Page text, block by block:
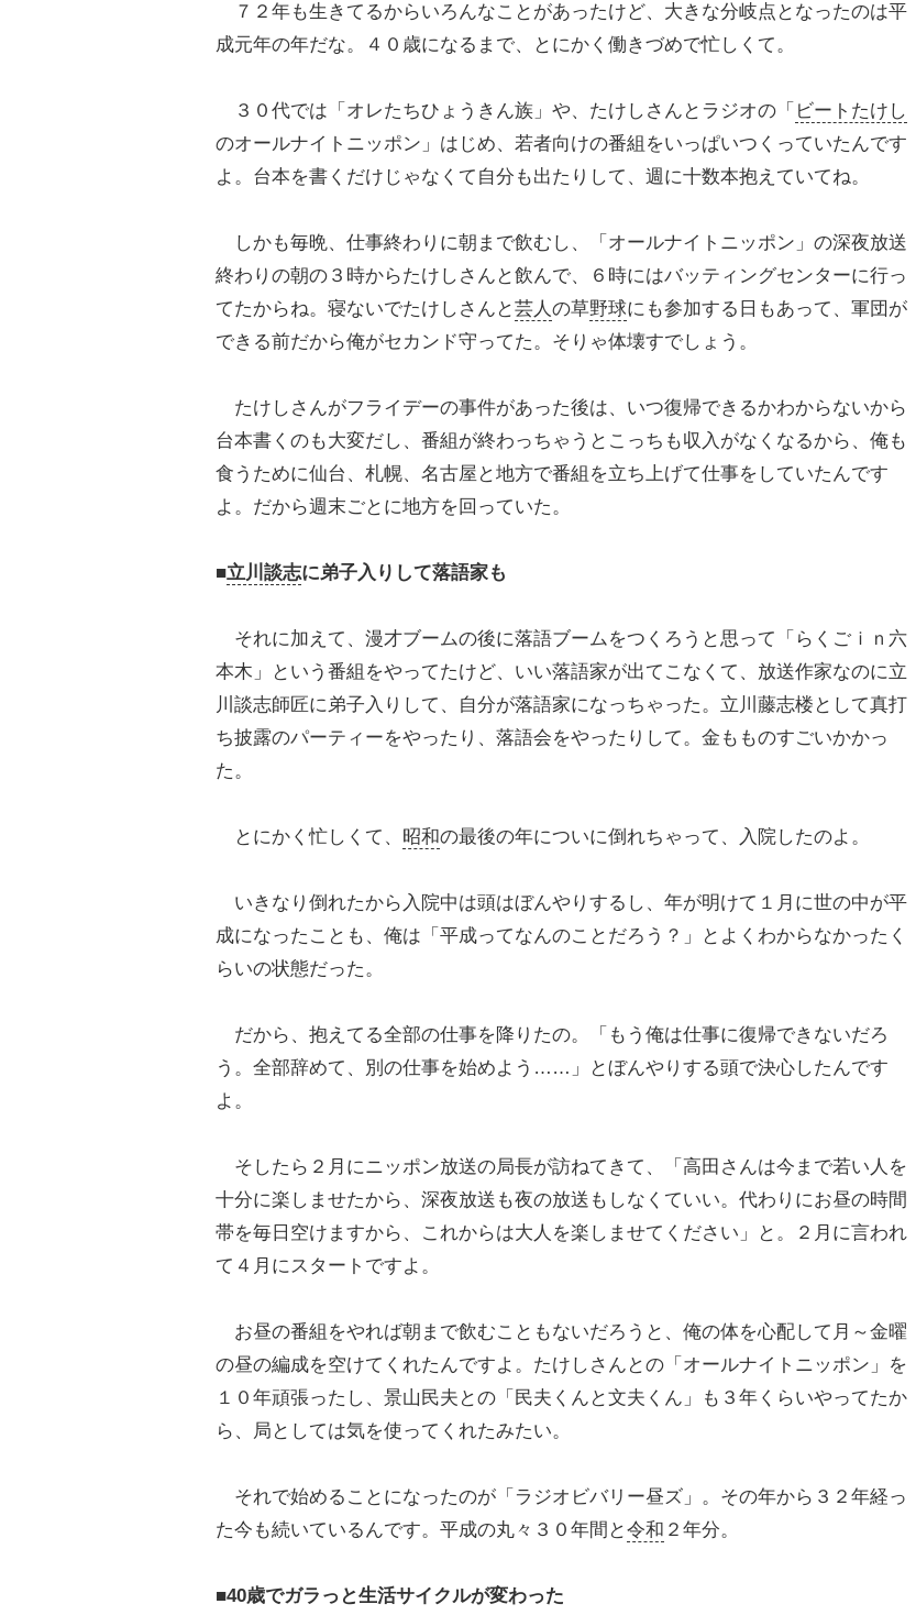
７２年も生きてるからいろんなことがあったけど、大きな分岐点となったのは平
成元年の年だな。４０歳になるまで、とにかく働きづめで忙しくて。
３０代では「オレたちひょうきん族」や、たけしさんとラジオの「 ビートたけし
のオールナイトニッポン」はじめ、若者向けの番組をいっぱいつくっていたんです
よ。台本を書くだけじゃなくて自分も出たりして、週に十数本抱えていてね。
しかも毎晩、仕事終わりに朝まで飲むし、「オールナイトニッポン」の深夜放送
終わりの朝の３時からたけしさんと飲んで、６時にはバッティングセンターに行っ
てたからね。寝ないでたけしさんと芸人の草野球にも参加する日もあって、軍団が
できる前だから俺がセカンド守ってた。そりゃ体壊すでしょう。
たけしさんがフライデーの事件があった後は、いつ復帰できるかわからないから
台本書くのも大変だし、番組が終わっちゃうとこっちも収入がなくなるから、俺も
食うために仙台、札幌、名古屋と地方で番組を立ち上げて仕事をしていたんです
よ。だから週末ごとに地方を回っていた。
■立川談志に弟子入りして落語家も
それに加えて、漫才ブームの後に落語ブームをつくろうと思って「らくごｉｎ六
本木」という番組をやってたけど、いい落語家が出てこなくて、放送作家なのに立
川談志師匠に弟子入りして、自分が落語家になっちゃった。立川藤志楼として真打
ち披露のパーティーをやったり、落語会をやったりして。金もものすごいかかっ
た。
とにかく忙しくて、 昭和の最後の年についに倒れちゃって、入院したのよ。
いきなり倒れたから入院中は頭はぼんやりするし、年が明けて１月に世の中が平
成になったことも、俺は「平成ってなんのことだろう？」とよくわからなかったく
らいの状態だった。
だから、抱えてる全部の仕事を降りたの。「もう俺は仕事に復帰できないだろ
う。全部辞めて、別の仕事を始めよう……」とぼんやりする頭で決心したんです
よ。
そしたら２月にニッポン放送の局長が訪ねてきて、「高田さんは今まで若い人を
十分に楽しませたから、深夜放送も夜の放送もしなくていい。代わりにお昼の時間
帯を毎日空けますから、これからは大人を楽しませてください」と。２月に言われ
て４月にスタートですよ。
お昼の番組をやれば朝まで飲むこともないだろうと、俺の体を心配して月～金曜
の昼の編成を空けてくれたんですよ。たけしさんとの「オールナイトニッポン」を
１０年頑張ったし、景山民夫との「民夫くんと文夫くん」も３年くらいやってたか
ら、局としては気を使ってくれたみたい。
それで始めることになったのが「ラジオビバリー昼ズ」。その年から３２年経っ
た今も続いているんです。平成の丸々３０年間と令和 ２年分。
■40歳でガラっと生活サイクルが変わった